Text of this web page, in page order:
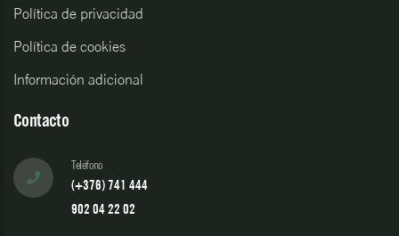
Política de privacidad
Política de cookies
Información adicional
Contacto
Teléfono
(+376) 741 444
902 04 22 02